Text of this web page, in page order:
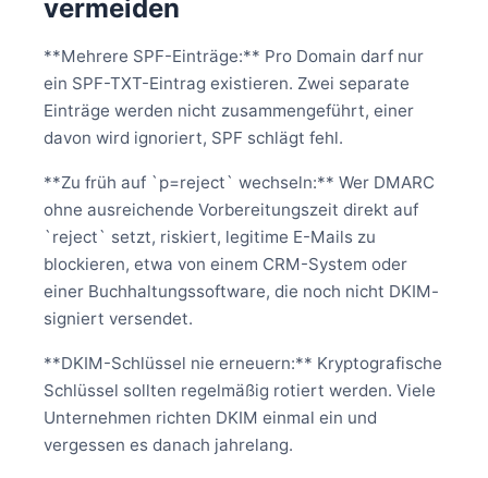
vermeiden
**Mehrere SPF-Einträge:** Pro Domain darf nur
ein SPF-TXT-Eintrag existieren. Zwei separate
Einträge werden nicht zusammengeführt, einer
davon wird ignoriert, SPF schlägt fehl.
**Zu früh auf `p=reject` wechseln:** Wer DMARC
ohne ausreichende Vorbereitungszeit direkt auf
`reject` setzt, riskiert, legitime E-Mails zu
blockieren, etwa von einem CRM-System oder
einer Buchhaltungssoftware, die noch nicht DKIM-
signiert versendet.
**DKIM-Schlüssel nie erneuern:** Kryptografische
Schlüssel sollten regelmäßig rotiert werden. Viele
Unternehmen richten DKIM einmal ein und
vergessen es danach jahrelang.